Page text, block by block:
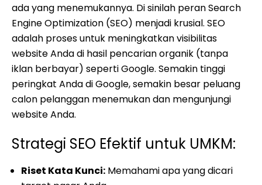
ada yang menemukannya. Di sinilah peran Search
Engine Optimization (SEO) menjadi krusial. SEO
adalah proses untuk meningkatkan visibilitas
website Anda di hasil pencarian organik (tanpa
iklan berbayar) seperti Google. Semakin tinggi
peringkat Anda di Google, semakin besar peluang
calon pelanggan menemukan dan mengunjungi
website Anda.
Strategi SEO Efektif untuk UMKM:
Riset Kata Kunci: Memahami apa yang dicari